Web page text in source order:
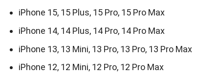
iPhone 15, 15 Plus, 15 Pro, 15 Pro Max
iPhone 14, 14 Plus, 14 Pro, 14 Pro Max
iPhone 13, 13 Mini, 13 Pro, 13 Pro, 13 Pro Max
iPhone 12, 12 Mini, 12 Pro, 12 Pro Max